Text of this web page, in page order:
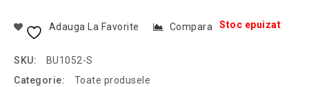
Stoc epuizat
Adauga La Favorite Compara
SKU:
BU1052-S
Categorie:
Toate produsele